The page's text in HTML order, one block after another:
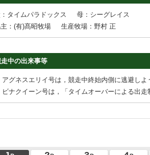
タイムパラドックス
母：シーグレイス
：(有)髙昭牧場
生産牧場：野村 正
中の出来事等
アグネスエリイ号は，競走中終始内側に逃避し
ビナクイーン号は，「タイムオーバーによる出